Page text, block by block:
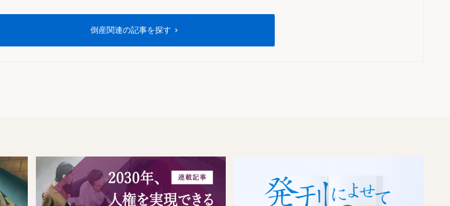
倒産関連の記事を探す